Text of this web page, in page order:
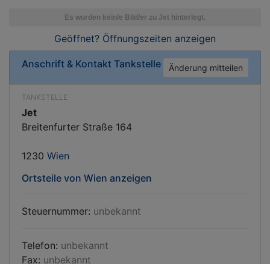
Geöffnet? Öffnungszeiten anzeigen
Anschrift & Kontakt Tankstelle Änderung mitteilen
TANKSTELLE
Jet
Breitenfurter Straße 164
1230 Wien
Ortsteile von Wien anzeigen
Steuernummer: unbekannt
Telefon: unbekannt
Fax: unbekannt